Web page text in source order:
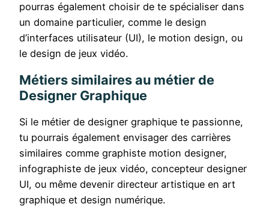
pourras également choisir de te spécialiser dans
un domaine particulier, comme le design
d’interfaces utilisateur (UI), le motion design, ou
le design de jeux vidéo.
Métiers similaires au métier de
Designer Graphique
Si le métier de designer graphique te passionne,
tu pourrais également envisager des carrières
similaires comme graphiste motion designer,
infographiste de jeux vidéo, concepteur designer
UI, ou même devenir directeur artistique en art
graphique et design numérique.